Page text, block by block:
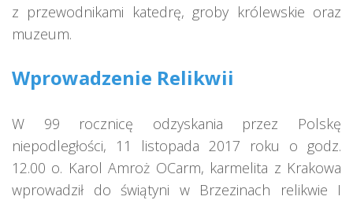
z przewodnikami katedrę, groby królewskie oraz
muzeum.
Wprowadzenie Relikwii
W 99 rocznicę odzyskania przez Polskę
niepodległości, 11 listopada 2017 roku o godz.
12.00 o. Karol Amroż OCarm, karmelita z Krakowa
wprowadził do świątyni w Brzezinach relikwie I